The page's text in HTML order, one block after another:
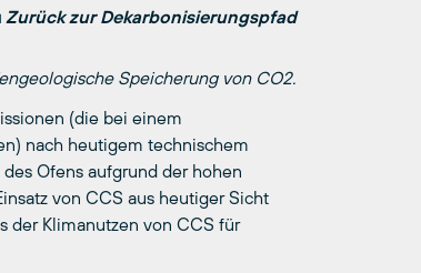
Zurück zur Dekarbonisierungspfad
Speicherung von CO2.
(die bei einem
nach heutigem technischem
Ofens aufgrund der hohen
von CCS aus heutiger Sicht
der Klimanutzen von CCS für